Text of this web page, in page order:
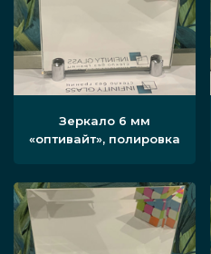
Зеркало 6 мм
«оптивайт», полировка